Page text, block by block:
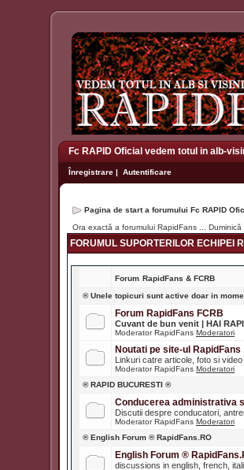
Fc RAPID Oficial vedem totul in alb-
Înregistrare | Autentificare
Pagina de start a forumului Fc RAPID
Ora exactă a forumului RapidFans ...
FORUMUL SUPORTERILOR ECHIPEI
Forum RapidFans & FCRB
® Unele topicuri sunt active doar in
Forum RapidFans FCRB
Cuvant de bun venit | HAI
Moderator RapidFans Moderatori
Noutati pe site-ul RapidFans
Linkuri catre articole, foto si video
Moderator RapidFans Moderatori
® RAPID BUCURESTI ®
Conducerea administrativa
Discutii despre conducatori,
Moderator RapidFans Moderatori
® English Forum ® RapidFans.RO
English Forum ®
discussions in english, french,